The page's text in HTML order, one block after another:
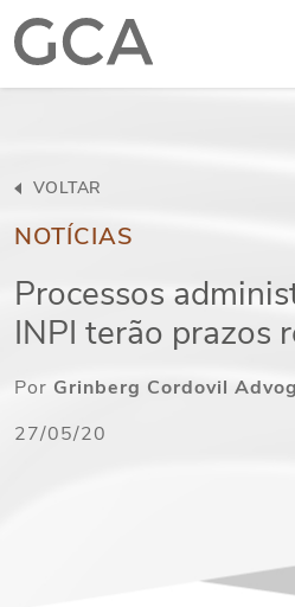
NOTÍCIAS
VOLTAR
Processos
INPI terão prazos
Por Grinberg Cordovil
27/05/20